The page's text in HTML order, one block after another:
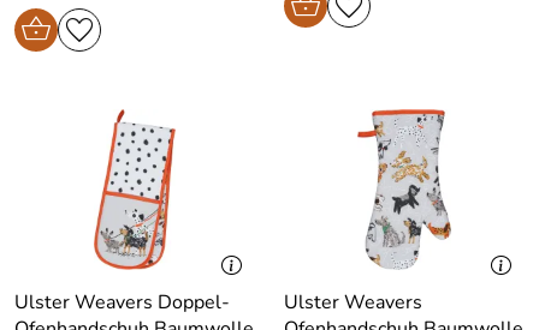
Ulster Weavers Doppel-
Ulster Weavers